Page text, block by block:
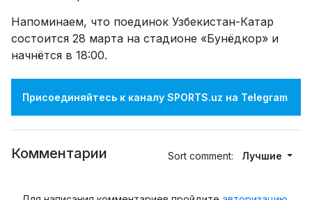
Напоминаем, что поединок Узбекистан-Катар
состоится 28 марта на стадионе «Бунёдкор» и
начнётся в 18:00.
Присоединяйтесь к каналу SPORTS.uz на Telegram
Комментарии Sort comment: Лучшие